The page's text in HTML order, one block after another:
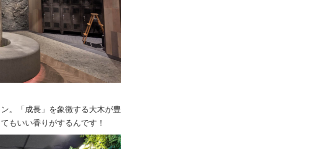
。「成長」を象徴する大木が豊
もいい香りがするんです！